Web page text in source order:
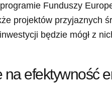
Funduszy
projektów przyjaznych
będzie mógł z
efektywność